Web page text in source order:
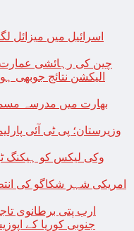
چین کی رہائشی عمارت میں
الیکشن نتائج جوبھی
وزیرستان؛ پی ٹی آئی
وکی لیکس کو ہیکنگ
امریکی شہر شکاگو کی
ارب پتی برطانوی
جنوبی کوریا کے